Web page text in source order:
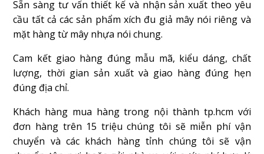
Sẵn sàng tư vấn thiết kế và nhận sản xuất theo yêu
cầu tất cả các sản phẩm xích đu giả mây nói riêng và
mặt hàng từ mây nhựa nói chung.
Cam kết giao hàng đúng mẫu mã, kiểu dáng, chất
lượng, thời gian sản xuất và giao hàng đúng hẹn
đúng địa chỉ.
Khách hàng mua hàng trong nội thành tp.hcm với
đơn hàng trên 15 triệu chúng tôi sẽ miễn phí vận
chuyển và các khách hàng tỉnh chúng tôi sẽ vận